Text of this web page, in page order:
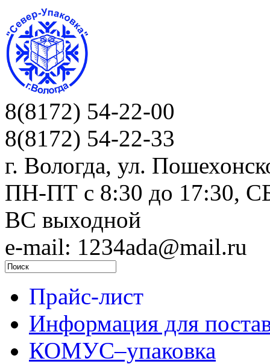
8(8172) 54-22-00
8(8172) 54-22-33
г. Вологда, ул.
ПН-ПТ c 8:30 до 17:30,
ВС выходной
e-mail: 1234ada@mail.ru
Прайс-лист
Информация для
КОМУС–упаковка